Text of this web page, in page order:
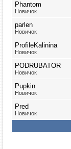
Phantom
Новичок
parlen
Новичок
ProfileKalinina
Новичок
PODRUBATOR
Новичок
Pupkin
Новичок
Pred
Новичок